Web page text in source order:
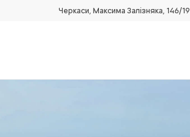
Черкаси, Максима Залізняка, 146/19